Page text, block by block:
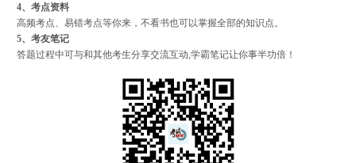
4、考点资料
高频考点、易错考点等你来，不看书也可以掌握全部的知识点。
5、考友笔记
答题过程中可与和其他考生分享交流互动,学霸笔记让你事半功倍！